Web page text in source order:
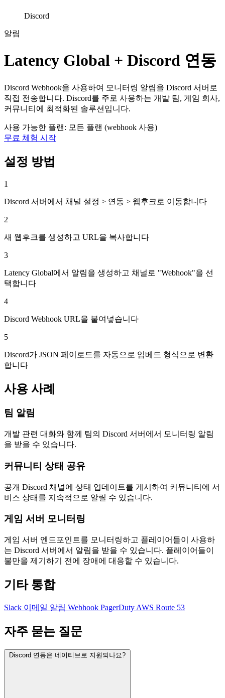
Discord
알림
Latency Global + Discord 연동
Discord Webhook을 사용하여 모니터링 알림을 Discord 서버로
직접 전송합니다. Discord를 주로 사용하는 개발 팀, 게임 회사,
커뮤니티에 최적화된 솔루션입니다.
사용 가능한 플랜: 모든 플랜 (webhook 사용)
무료 체험 시작
설정 방법
1
Discord 서버에서 채널 설정 > 연동 > 웹후크로 이동합니다
2
새 웹후크를 생성하고 URL을 복사합니다
3
Latency Global에서 알림을 생성하고 채널로 "Webhook"을 선
택합니다
4
Discord Webhook URL을 붙여넣습니다
5
Discord가 JSON 페이로드를 자동으로 임베드 형식으로 변환
합니다
사용 사례
팀 알림
개발 관련 대화와 함께 팀의 Discord 서버에서 모니터링 알림
을 받을 수 있습니다.
커뮤니티 상태 공유
공개 Discord 채널에 상태 업데이트를 게시하여 커뮤니티에 서
비스 상태를 지속적으로 알릴 수 있습니다.
게임 서버 모니터링
게임 서버 엔드포인트를 모니터링하고 플레이어들이 사용하
는 Discord 서버에서 알림을 받을 수 있습니다. 플레이어들이
불만을 제기하기 전에 장애에 대응할 수 있습니다.
기타 통합
Slack 이메일 알림 Webhook PagerDuty AWS Route 53
자주 묻는 질문
Discord 연동은 네이티브로 지원되나요?